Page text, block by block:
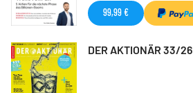
99,99 €
DER AKTIONÄR 33/26